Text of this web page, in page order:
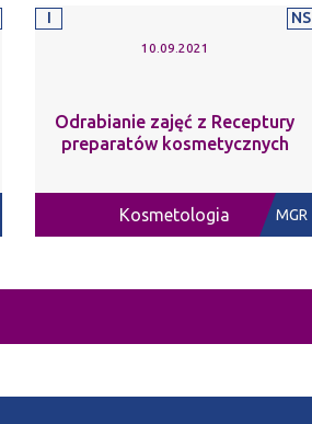
I NS
10.09.2021
Odrabianie zajęć z Receptury
preparatów kosmetycznych
Kosmetologia MGR